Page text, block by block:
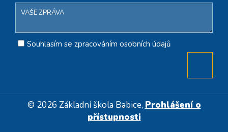
Souhlasím se zpracováním osobních údajů
© 2026 Základní škola Babice, Prohlášení o
přístupnosti